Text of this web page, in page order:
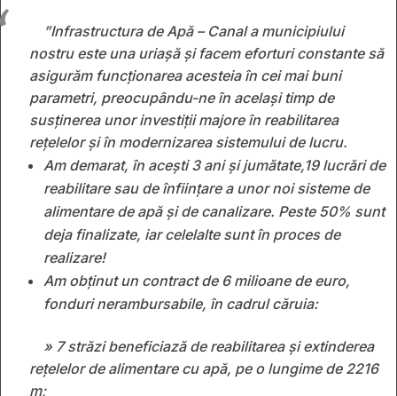
”Infrastructura de Apă – Canal a municipiului
nostru este una uriașă și facem eforturi constante să
asigurăm funcționarea acesteia în cei mai buni
parametri, preocupându-ne în același timp de
susținerea unor investiții majore în reabilitarea
rețelelor și în modernizarea sistemului de lucru.
Am demarat, în acești 3 ani și jumătate,19 lucrări de
reabilitare sau de înființare a unor noi sisteme de
alimentare de apă și de canalizare. Peste 50% sunt
deja finalizate, iar celelalte sunt în proces de
realizare!
Am obţinut un contract de 6 milioane de euro,
fonduri nerambursabile, în cadrul căruia:
» 7 străzi beneficiază de reabilitarea și extinderea
rețelelor de alimentare cu apă, pe o lungime de 2216
m;